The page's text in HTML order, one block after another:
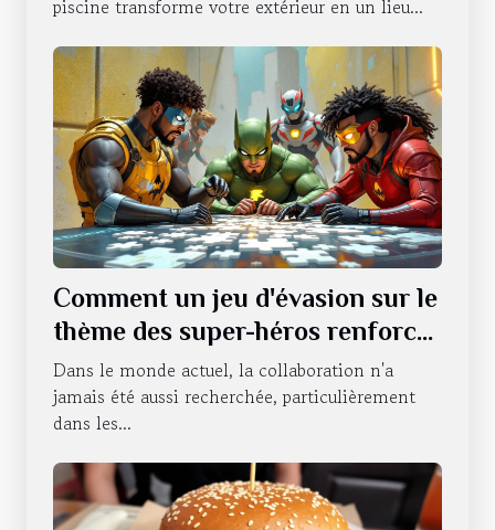
piscine transforme votre extérieur en un lieu...
Comment un jeu d'évasion sur le
thème des super-héros renforce
le travail d'équipe ?
Dans le monde actuel, la collaboration n'a
jamais été aussi recherchée, particulièrement
dans les...